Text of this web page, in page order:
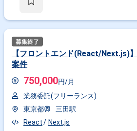
【フロントエンド(React/Next.js)
案件
750,000円/月
業務委託(フリーランス)
東京都
三田駅
React
Next.js